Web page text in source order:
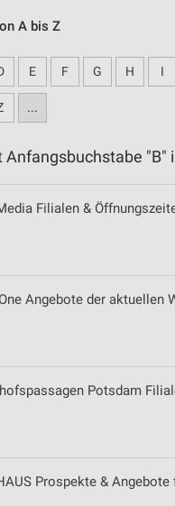
A bis Z
E F G H I
...
"B"
Filialen &
Angebote der aktuellen
Potsdam
Prospekte & Angebote